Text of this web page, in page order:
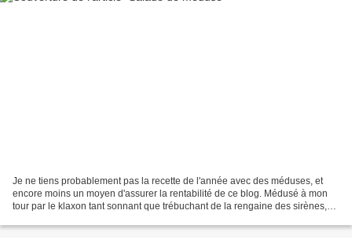
Je ne tiens probablement pas la recette de l'année avec des méduses, et
encore moins un moyen d'assurer la rentabilité de ce blog. Médusé à mon
tour par le klaxon tant sonnant que trébuchant de la rengaine des sirènes,